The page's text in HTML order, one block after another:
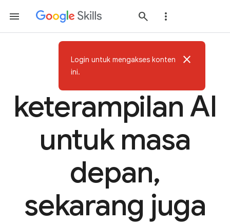
Bangun
keterampilan AI
untuk masa
depan,
sekarang juga
Login untuk mengakses konten
ini.
close